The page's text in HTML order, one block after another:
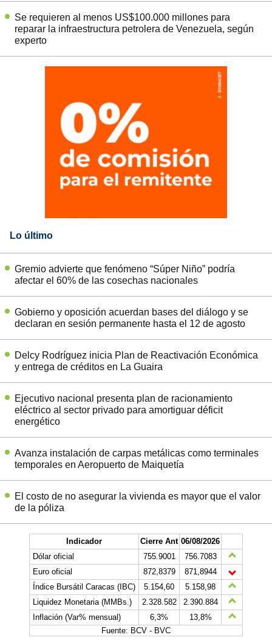
Se requieren al menos US$100.000 millones para
reparar la infraestructura petrolera de Venezuela, según
experto
Lo último
Gremio advierte que fenómeno “Súper Niño” podría
afectar el 60% de las cosechas nacionales
Gobierno y oposición acuerdan bases del diálogo y se
declaran en sesión permanente hasta el 12 de agosto
Delcy Rodríguez inicia Plan de Reactivación Económica
y entrega de créditos en La Guaira
Ejecutivo nacional presenta plan de racionamiento
eléctrico al sector privado para amortiguar déficit
energético
Avanza instalación de carpas metálicas como terminales
temporales en Aeropuerto de Maiquetía
El costo de no asegurar la vivienda es mayor que el valor
de la póliza
Indicador Cierre Ant 06/08/2026
Dólar oficial
755.9001
756.7083
Euro oficial
872,8379
871,8944
Índice Bursátil Caracas (IBC)
5.154,60
5.158,98
Liquidez Monetaria (MMBs.)
2.328.582
2.390.884
Inflación (Var% mensual)
6,3%
13,8%
Fuente: BCV - BVC